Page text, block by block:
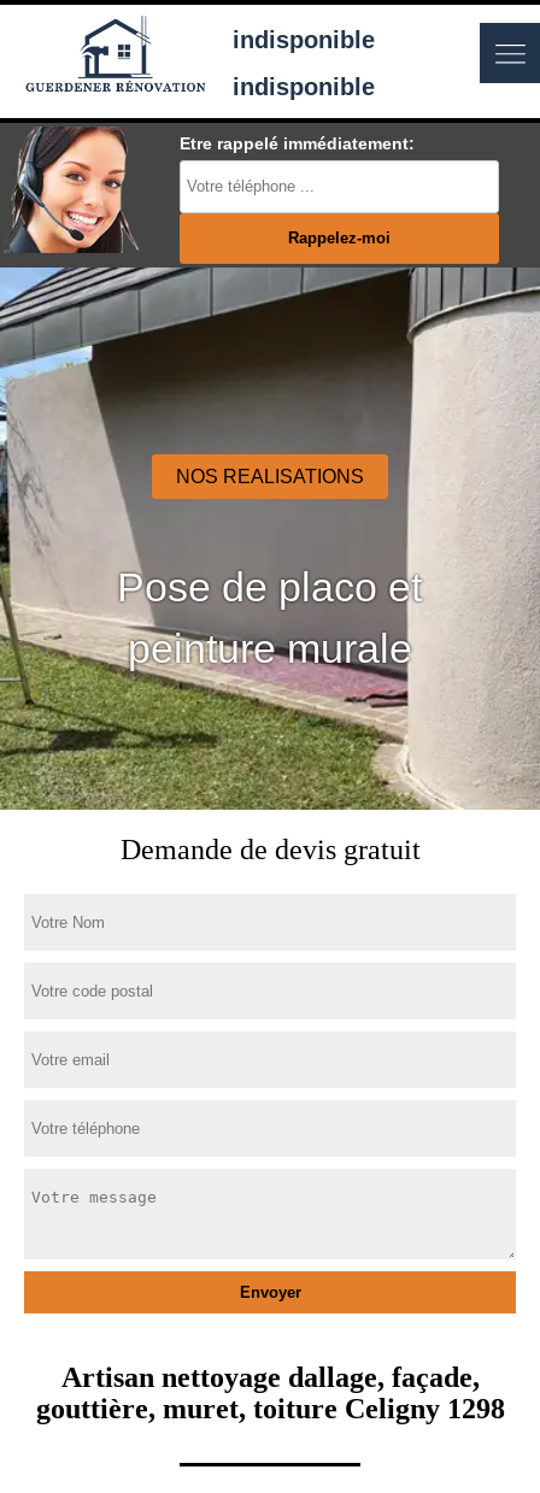
indisponible
indisponible
Etre rappelé immédiatement:
NOS REALISATIONS
Pose de placo et
peinture murale
Demande de devis gratuit
Artisan nettoyage dallage, façade,
gouttière, muret, toiture Celigny 1298